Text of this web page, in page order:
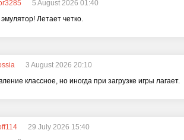
5 August 2026 01:40
Летает четко.
3 August 2026 20:10
классное, но иногда при загрузке игры лагает.
29 July 2026 15:40